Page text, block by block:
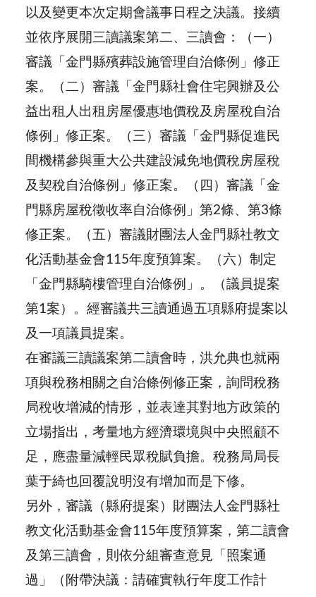
以及變更本次定期會議事日程之決議。接續
並依序展開三讀議案第二、三讀會：（一）
審議「金門縣殯葬設施管理自治條例」修正
案。（二）審議「金門縣社會住宅興辦及公
益出租人出租房屋優惠地價稅及房屋稅自治
條例」修正案。（三）審議「金門縣促進民
間機構參與重大公共建設減免地價稅房屋稅
及契稅自治條例」修正案。（四）審議「金
門縣房屋稅徵收率自治條例」第2條、第3條
修正案。（五）審議財團法人金門縣社教文
化活動基金會115年度預算案。（六）制定
「金門縣騎樓管理自治條例」。（議員提案
第1案）。經審議共三讀通過五項縣府提案以
及一項議員提案。
在審議三讀議案第二讀會時，洪允典也就兩
項與稅務相關之自治條例修正案，詢問稅務
局稅收增減的情形，並表達其對地方政策的
立場指出，考量地方經濟環境與中央照顧不
足，應盡量減輕民眾稅賦負擔。稅務局局長
葉于綺也回覆說明沒有增加而是下修。
另外，審議（縣府提案）財團法人金門縣社
教文化活動基金會115年度預算案，第二讀會
及第三讀會，則依分組審查意見「照案通
過」（附帶決議：請確實執行年度工作計